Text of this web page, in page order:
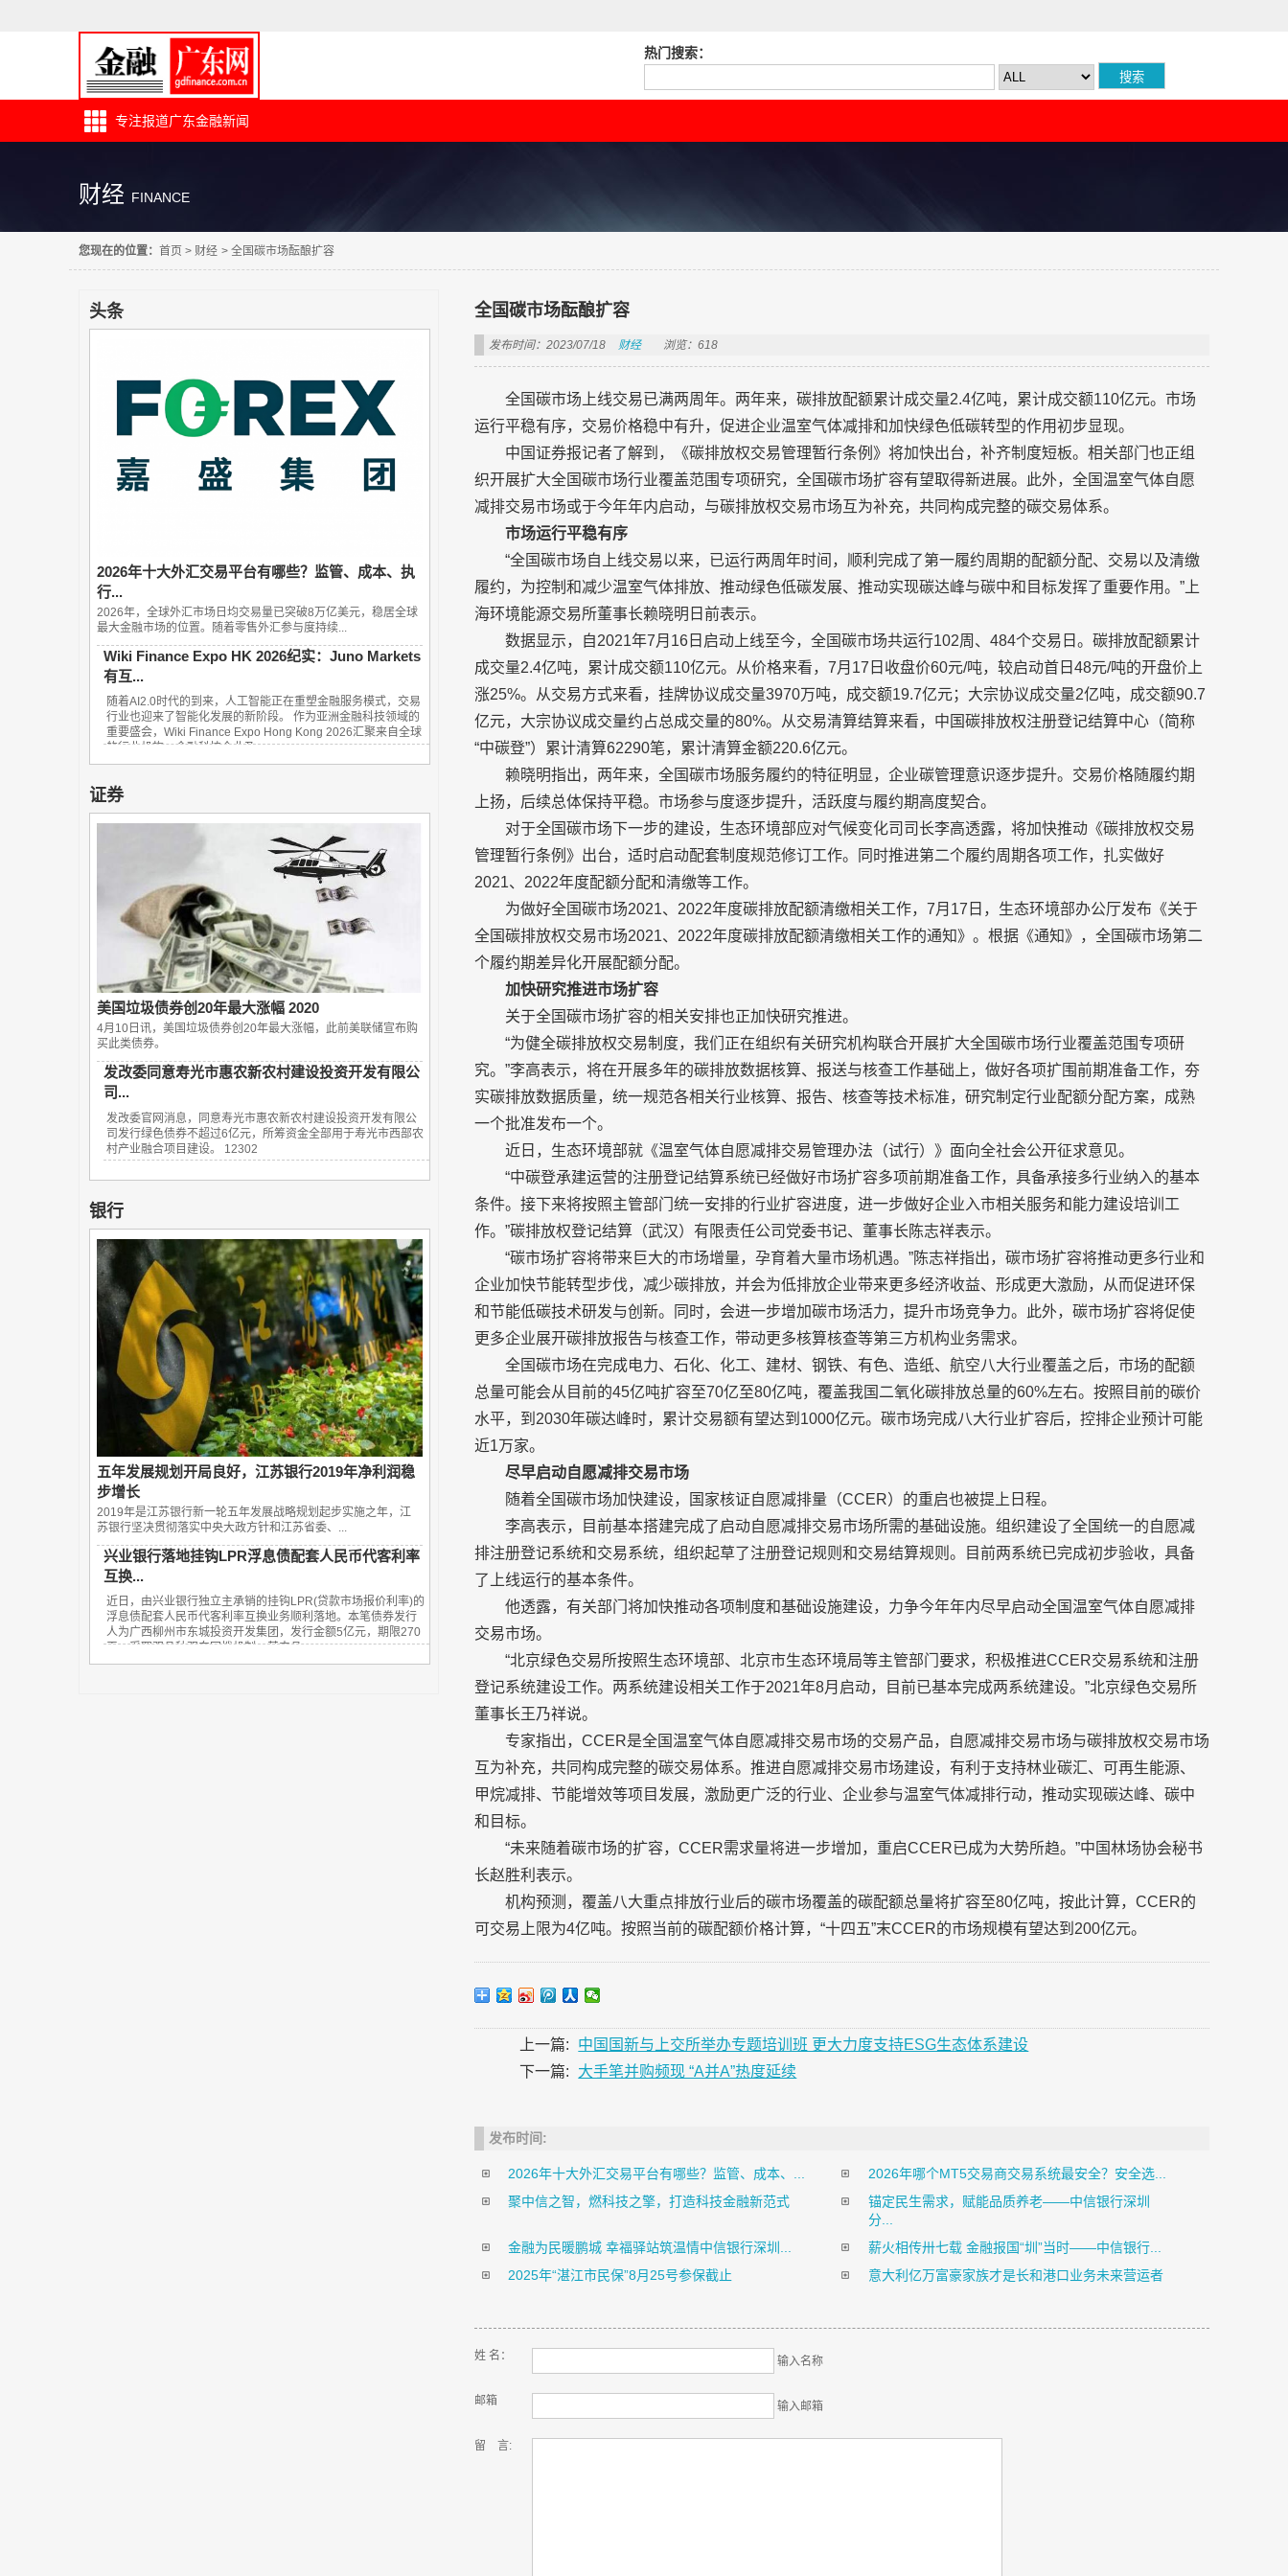
热门搜索：
专注报道广东金融新闻
财经 FINANCE
您现在的位置： 首页 > 财经 > 全国碳市场酝酿扩容
头条
2026年十大外汇交易平台有哪些？监管、成本、执
行...
2026年，全球外汇市场日均交易量已突破8万亿美元，稳居全球
最大金融市场的位置。随着零售外汇参与度持续...
Wiki Finance Expo HK 2026纪实：Juno Markets
有互...
随着AI2.0时代的到来，人工智能正在重塑金融服务模式，交易
行业也迎来了智能化发展的新阶段。 作为亚洲金融科技领域的
重要盛会，Wiki Finance Expo Hong Kong 2026汇聚来自全球
的行业机构、金融科技企业及...
证券
美国垃圾债券创20年最大涨幅 2020
4月10日讯，美国垃圾债券创20年最大涨幅，此前美联储宣布购
买此类债券。
发改委同意寿光市惠农新农村建设投资开发有限公
司...
发改委官网消息，同意寿光市惠农新农村建设投资开发有限公
司发行绿色债券不超过6亿元，所筹资金全部用于寿光市西部农
村产业融合项目建设。 12302
银行
五年发展规划开局良好，江苏银行2019年净利润稳
步增长
2019年是江苏银行新一轮五年发展战略规划起步实施之年，江
苏银行坚决贯彻落实中央大政方针和江苏省委、...
兴业银行落地挂钩LPR浮息债配套人民币代客利率
互换...
近日，由兴业银行独立主承销的挂钩LPR(贷款市场报价利率)的
浮息债配套人民币代客利率互换业务顺利落地。本笔债券发行
人为广西柳州市东城投资开发集团，发行金额5亿元，期限270
天，采取双品种双向回拨机制，其中品...
全国碳市场酝酿扩容
发布时间：2023/07/18 财经 浏览：618
全国碳市场上线交易已满两周年。两年来，碳排放配额累计成交量2.4亿吨，累计成交额110亿元。市场
运行平稳有序，交易价格稳中有升，促进企业温室气体减排和加快绿色低碳转型的作用初步显现。
中国证券报记者了解到，《碳排放权交易管理暂行条例》将加快出台，补齐制度短板。相关部门也正组
织开展扩大全国碳市场行业覆盖范围专项研究，全国碳市场扩容有望取得新进展。此外，全国温室气体自愿
减排交易市场或于今年年内启动，与碳排放权交易市场互为补充，共同构成完整的碳交易体系。
市场运行平稳有序
“全国碳市场自上线交易以来，已运行两周年时间，顺利完成了第一履约周期的配额分配、交易以及清缴
履约，为控制和减少温室气体排放、推动绿色低碳发展、推动实现碳达峰与碳中和目标发挥了重要作用。”上
海环境能源交易所董事长赖晓明日前表示。
数据显示，自2021年7月16日启动上线至今，全国碳市场共运行102周、484个交易日。碳排放配额累计
成交量2.4亿吨，累计成交额110亿元。从价格来看，7月17日收盘价60元/吨，较启动首日48元/吨的开盘价上
涨25%。从交易方式来看，挂牌协议成交量3970万吨，成交额19.7亿元；大宗协议成交量2亿吨，成交额90.7
亿元，大宗协议成交量约占总成交量的80%。从交易清算结算来看，中国碳排放权注册登记结算中心（简称
“中碳登”）累计清算62290笔，累计清算金额220.6亿元。
赖晓明指出，两年来，全国碳市场服务履约的特征明显，企业碳管理意识逐步提升。交易价格随履约期
上扬，后续总体保持平稳。市场参与度逐步提升，活跃度与履约期高度契合。
对于全国碳市场下一步的建设，生态环境部应对气候变化司司长李高透露，将加快推动《碳排放权交易
管理暂行条例》出台，适时启动配套制度规范修订工作。同时推进第二个履约周期各项工作，扎实做好
2021、2022年度配额分配和清缴等工作。
为做好全国碳市场2021、2022年度碳排放配额清缴相关工作，7月17日，生态环境部办公厅发布《关于
全国碳排放权交易市场2021、2022年度碳排放配额清缴相关工作的通知》。根据《通知》，全国碳市场第二
个履约期差异化开展配额分配。
加快研究推进市场扩容
关于全国碳市场扩容的相关安排也正加快研究推进。
“为健全碳排放权交易制度，我们正在组织有关研究机构联合开展扩大全国碳市场行业覆盖范围专项研
究。”李高表示，将在开展多年的碳排放数据核算、报送与核查工作基础上，做好各项扩围前期准备工作，夯
实碳排放数据质量，统一规范各相关行业核算、报告、核查等技术标准，研究制定行业配额分配方案，成熟
一个批准发布一个。
近日，生态环境部就《温室气体自愿减排交易管理办法（试行）》面向全社会公开征求意见。
“中碳登承建运营的注册登记结算系统已经做好市场扩容多项前期准备工作，具备承接多行业纳入的基本
条件。接下来将按照主管部门统一安排的行业扩容进度，进一步做好企业入市相关服务和能力建设培训工
作。”碳排放权登记结算（武汉）有限责任公司党委书记、董事长陈志祥表示。
“碳市场扩容将带来巨大的市场增量，孕育着大量市场机遇。”陈志祥指出，碳市场扩容将推动更多行业和
企业加快节能转型步伐，减少碳排放，并会为低排放企业带来更多经济收益、形成更大激励，从而促进环保
和节能低碳技术研发与创新。同时，会进一步增加碳市场活力，提升市场竞争力。此外，碳市场扩容将促使
更多企业展开碳排放报告与核查工作，带动更多核算核查等第三方机构业务需求。
全国碳市场在完成电力、石化、化工、建材、钢铁、有色、造纸、航空八大行业覆盖之后，市场的配额
总量可能会从目前的45亿吨扩容至70亿至80亿吨，覆盖我国二氧化碳排放总量的60%左右。按照目前的碳价
水平，到2030年碳达峰时，累计交易额有望达到1000亿元。碳市场完成八大行业扩容后，控排企业预计可能
近1万家。
尽早启动自愿减排交易市场
随着全国碳市场加快建设，国家核证自愿减排量（CCER）的重启也被提上日程。
李高表示，目前基本搭建完成了启动自愿减排交易市场所需的基础设施。组织建设了全国统一的自愿减
排注册登记系统和交易系统，组织起草了注册登记规则和交易结算规则。目前两系统已完成初步验收，具备
了上线运行的基本条件。
他透露，有关部门将加快推动各项制度和基础设施建设，力争今年年内尽早启动全国温室气体自愿减排
交易市场。
“北京绿色交易所按照生态环境部、北京市生态环境局等主管部门要求，积极推进CCER交易系统和注册
登记系统建设工作。两系统建设相关工作于2021年8月启动，目前已基本完成两系统建设。”北京绿色交易所
董事长王乃祥说。
专家指出，CCER是全国温室气体自愿减排交易市场的交易产品，自愿减排交易市场与碳排放权交易市场
互为补充，共同构成完整的碳交易体系。推进自愿减排交易市场建设，有利于支持林业碳汇、可再生能源、
甲烷减排、节能增效等项目发展，激励更广泛的行业、企业参与温室气体减排行动，推动实现碳达峰、碳中
和目标。
“未来随着碳市场的扩容，CCER需求量将进一步增加，重启CCER已成为大势所趋。”中国林场协会秘书
长赵胜利表示。
机构预测，覆盖八大重点排放行业后的碳市场覆盖的碳配额总量将扩容至80亿吨，按此计算，CCER的
可交易上限为4亿吨。按照当前的碳配额价格计算，“十四五”末CCER的市场规模有望达到200亿元。
上一篇:
中国国新与上交所举办专题培训班 更大力度支持ESG生态体系建设
下一篇:
大手笔并购频现 “A并A”热度延续
发布时间:
2026年十大外汇交易平台有哪些？监管、成本、...
2026年哪个MT5交易商交易系统最安全？安全选...
聚中信之智，燃科技之擎，打造科技金融新范式
锚定民生需求，赋能品质养老——中信银行深圳
分...
金融为民暖鹏城 幸福驿站筑温情中信银行深圳...
薪火相传卅七载 金融报国“圳”当时——中信银行...
2025年“湛江市民保”8月25号参保截止
意大利亿万富豪家族才是长和港口业务未来营运者
姓 名： 输入名称
邮箱 输入邮箱
留 言: